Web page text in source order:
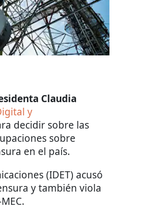
Claudia
y
decidir sobre las
sobre
en el país.
(IDET) acusó
y también viola